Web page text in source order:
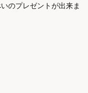
のプレゼントが出来ま